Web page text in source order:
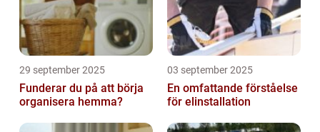
29 september 2025
Funderar du på att börja
organisera hemma?
03 september 2025
En omfattande förståelse
för elinstallation